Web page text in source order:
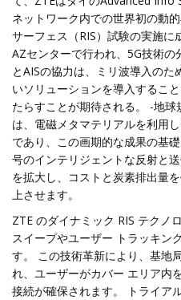
ネットワーク内での世界初の動
サーフェス（RIS）試験の実施
AZセンターで行われ、5G技術
とAISの協力は、ミリ波導入の
いソリューションを導入するこ
たらすことが期待される。 -地
は、電磁メタマテリアルを利用
であり、この画期的な成果の基
号のインテリジェントな反射と
を拡大し、コストと炭素排出量
上させます。
ZTE のダイナミック RIS テクノ
スイープやユーザー トラッキン
す。 この技術革新により、基地
れ、ユーザーがカバー エリア内
接続が確保されます。 トライア